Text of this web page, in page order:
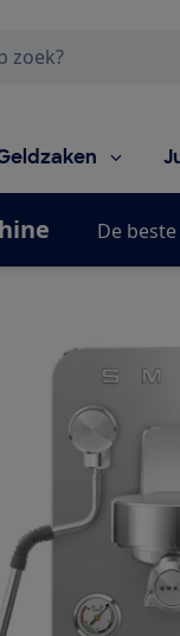
De beste